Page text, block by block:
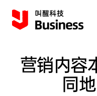
Skip
营销内容
同